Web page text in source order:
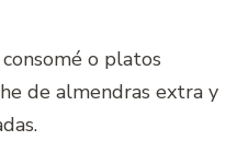
o platos
de almendras extra y